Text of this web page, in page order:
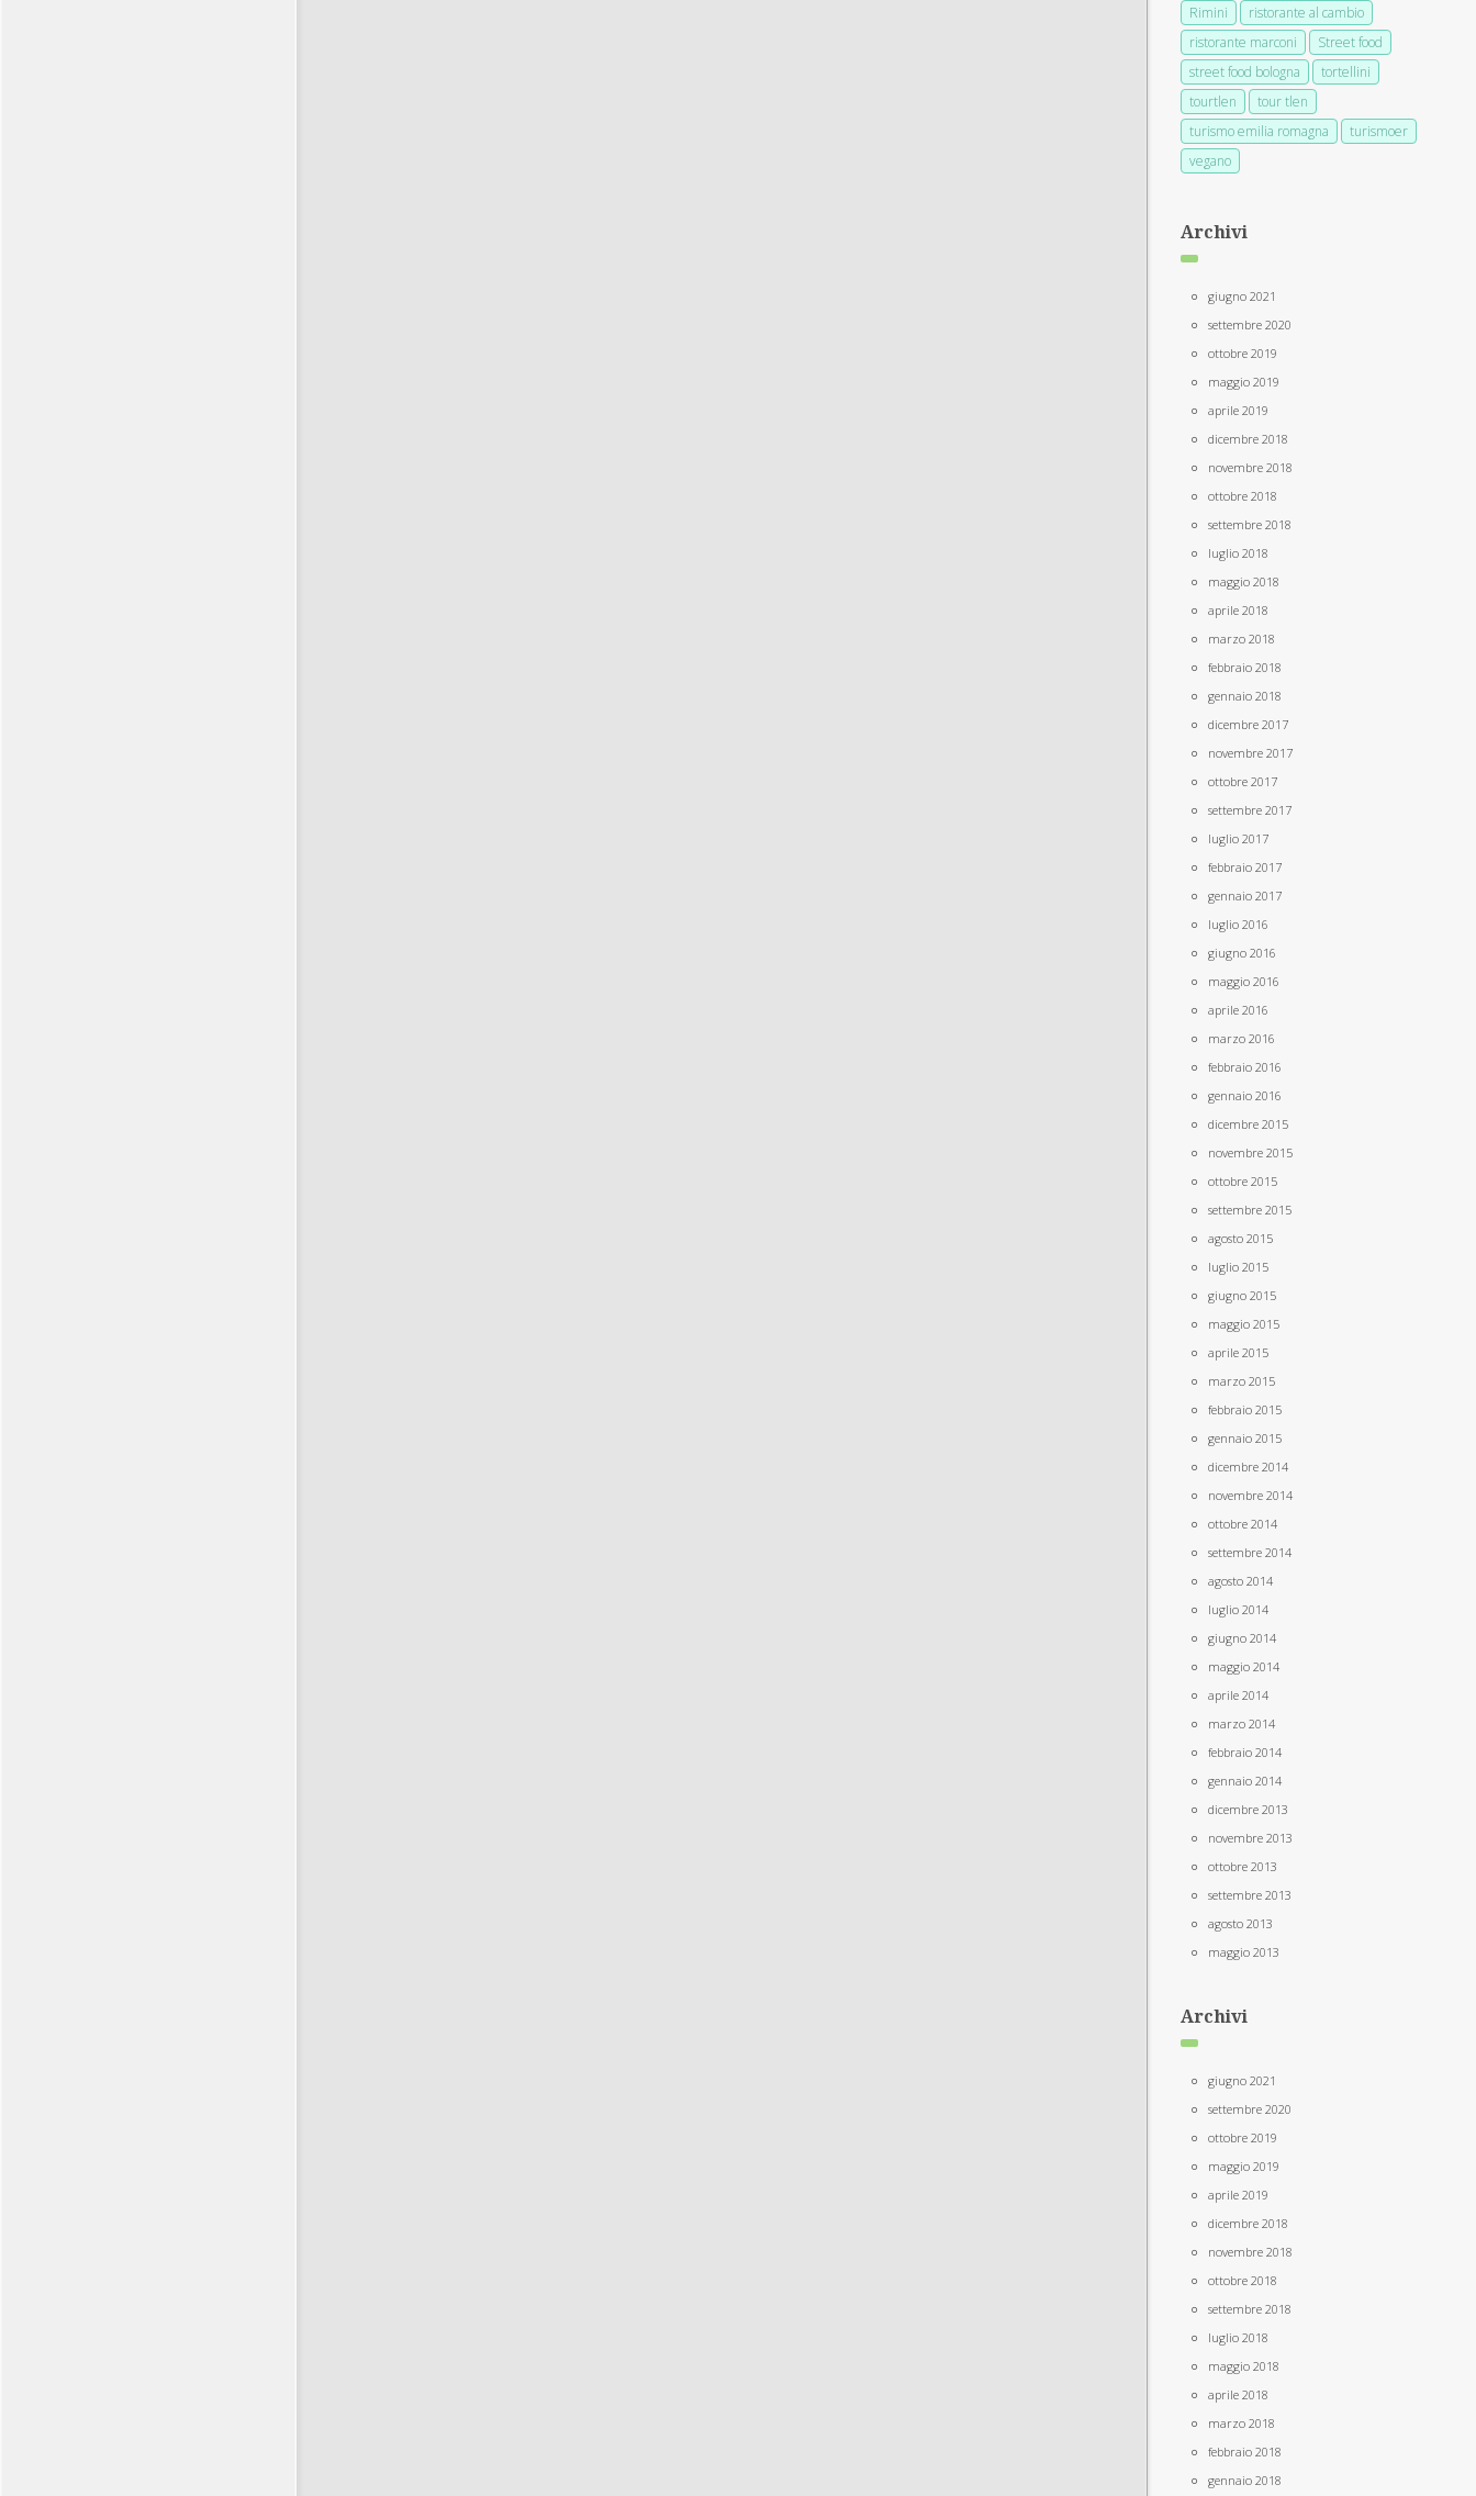
Rimini
ristorante al cambio
ristorante marconi
Street food
street food bologna
tortellini
tourtlen
tour tlen
turismo emilia romagna
turismoer
vegano
Archivi
giugno 2021
settembre 2020
ottobre 2019
maggio 2019
aprile 2019
dicembre 2018
novembre 2018
ottobre 2018
settembre 2018
luglio 2018
maggio 2018
aprile 2018
marzo 2018
febbraio 2018
gennaio 2018
dicembre 2017
novembre 2017
ottobre 2017
settembre 2017
luglio 2017
febbraio 2017
gennaio 2017
luglio 2016
giugno 2016
maggio 2016
aprile 2016
marzo 2016
febbraio 2016
gennaio 2016
dicembre 2015
novembre 2015
ottobre 2015
settembre 2015
agosto 2015
luglio 2015
giugno 2015
maggio 2015
aprile 2015
marzo 2015
febbraio 2015
gennaio 2015
dicembre 2014
novembre 2014
ottobre 2014
settembre 2014
agosto 2014
luglio 2014
giugno 2014
maggio 2014
aprile 2014
marzo 2014
febbraio 2014
gennaio 2014
dicembre 2013
novembre 2013
ottobre 2013
settembre 2013
agosto 2013
maggio 2013
Archivi
giugno 2021
settembre 2020
ottobre 2019
maggio 2019
aprile 2019
dicembre 2018
novembre 2018
ottobre 2018
settembre 2018
luglio 2018
maggio 2018
aprile 2018
marzo 2018
febbraio 2018
gennaio 2018